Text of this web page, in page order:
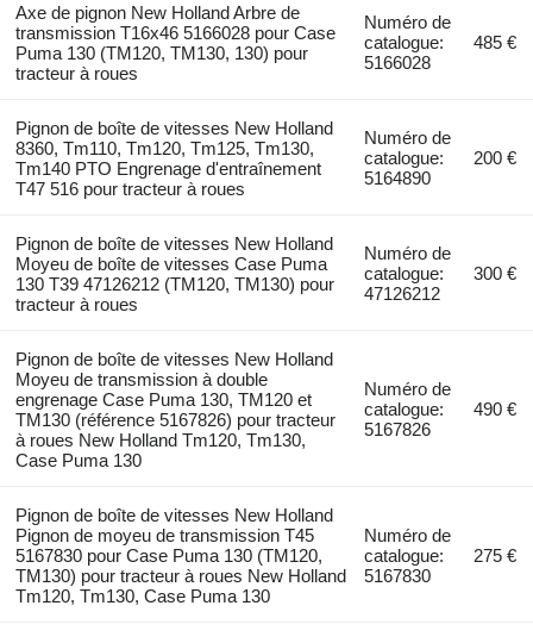
Axe de pignon New Holland Arbre de
transmission T16x46 5166028 pour Case
Puma 130 (TM120, TM130, 130) pour
tracteur à roues
Numéro de
catalogue:
5166028
485 €
Pignon de boîte de vitesses New Holland
8360, Tm110, Tm120, Tm125, Tm130,
Tm140 PTO Engrenage d'entraînement
T47 516 pour tracteur à roues
Numéro de
catalogue:
5164890
200 €
Pignon de boîte de vitesses New Holland
Moyeu de boîte de vitesses Case Puma
130 T39 47126212 (TM120, TM130) pour
tracteur à roues
Numéro de
catalogue:
47126212
300 €
Pignon de boîte de vitesses New Holland
Moyeu de transmission à double
engrenage Case Puma 130, TM120 et
TM130 (référence 5167826) pour tracteur
à roues New Holland Tm120, Tm130,
Case Puma 130
Numéro de
catalogue:
5167826
490 €
Pignon de boîte de vitesses New Holland
Pignon de moyeu de transmission T45
5167830 pour Case Puma 130 (TM120,
TM130) pour tracteur à roues New Holland
Tm120, Tm130, Case Puma 130
Numéro de
catalogue:
5167830
275 €